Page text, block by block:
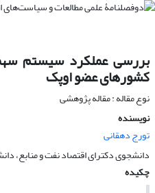
بررسی عملکرد سیستم
کشورهای عضو اوپک
نوع مقاله : مقاله پژوهشی
نویسنده
تورج دهقانی
دانشجوی دکترای اقتصاد نفت و منابع،
چکیده